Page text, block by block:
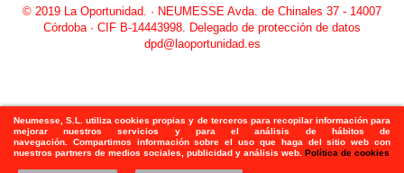
Neumesse, S.L. utiliza cookies propias y de terceros para recopilar información para
mejorar nuestros servicios y para el análisis de hábitos de
navegación. Compartimos información sobre el uso que haga del sitio web con
nuestros partners de medios sociales, publicidad y análisis web. Política de cookies
© 2019 La Oportunidad. · NEUMESSE Avda. de Chinales 37 - 14007
Córdoba · CIF B-14443998. Delegado de protección de datos
dpd@laoportunidad.es